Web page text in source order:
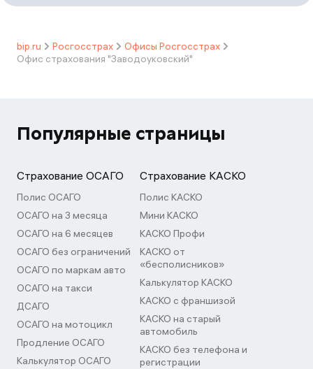
bip.ru Росгосстрах
Офисы Росгосстрах
Офис страхования "Заводоуковский"
Популярные страницы
Страхование ОСАГО
Полис ОСАГО
ОСАГО на 3 месяца
ОСАГО на 6 месяцев
ОСАГО без ограничений
ОСАГО по маркам авто
ОСАГО на такси
ДСАГО
ОСАГО на мотоцикл
Продление ОСАГО
Калькулятор ОСАГО
Страхование КАСКО
Полис КАСКО
Мини КАСКО
КАСКО Профи
КАСКО от
«бесполисников»
Калькулятор КАСКО
КАСКО с франшизой
КАСКО на старый
автомобиль
КАСКО без телефона и
регистрации